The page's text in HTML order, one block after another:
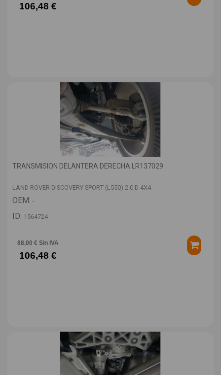
106,48 €
TRANSMISION DELANTERA DERECHA LR137029
LAND ROVER DISCOVERY SPORT (L550) 2.0 D 4X4
OEM: -
ID: 1564724
88,00 € Sin IVA
106,48 €